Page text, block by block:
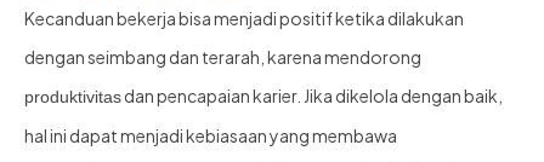
Kecanduan bekerja bisa menjadi positif ketika dilakukan
dengan seimbang dan terarah, karena mendorong
produktivitasdan pencapaian karier. Jika dikelola dengan baik,
hal ini dapat menjadi kebiasaan yang membawa